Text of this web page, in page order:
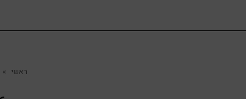
ראשי »